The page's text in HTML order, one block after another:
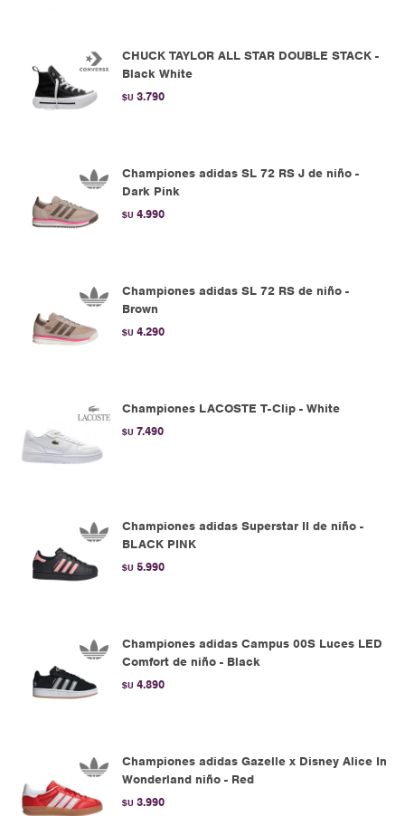
CHUCK TAYLOR ALL STAR DOUBLE STACK -
Black White
$U 3.790
Championes adidas SL 72 RS J de niño -
Dark Pink
$U 4.990
Championes adidas SL 72 RS de niño -
Brown
$U 4.290
Championes LACOSTE T-Clip - White
$U 7.490
Championes adidas Superstar II de niño -
BLACK PINK
$U 5.990
Championes adidas Campus 00S Luces LED
Comfort de niño - Black
$U 4.890
Championes adidas Gazelle x Disney Alice In
Wonderland niño - Red
$U 3.990